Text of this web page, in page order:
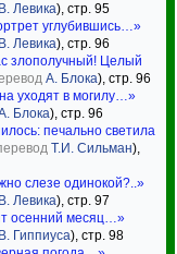
В. Левика), стр. 95
углубившись…»
В. Левика), стр. 96
злополучный! Целый
А. Блока), стр. 96
уходят в могилу…»
Блока), стр. 96
печально светила
Т.И. Сильман),
слезе одинокой?..»
В. Левика), стр. 97
осенний месяц…»
В. Гиппиуса), стр. 98